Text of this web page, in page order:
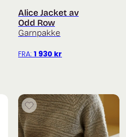
Alice Jacket av
Odd Row
Garnpakke
FRA: 1 930 kr